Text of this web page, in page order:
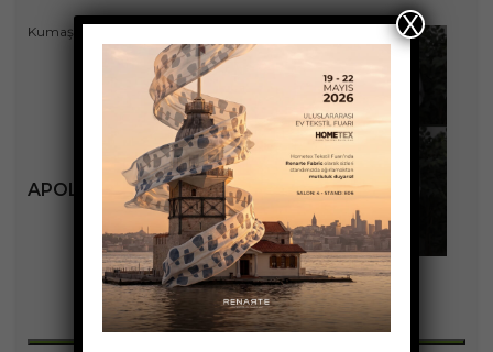
Kumaşlar
APOLLO KOLEKSIYONU
+2
X